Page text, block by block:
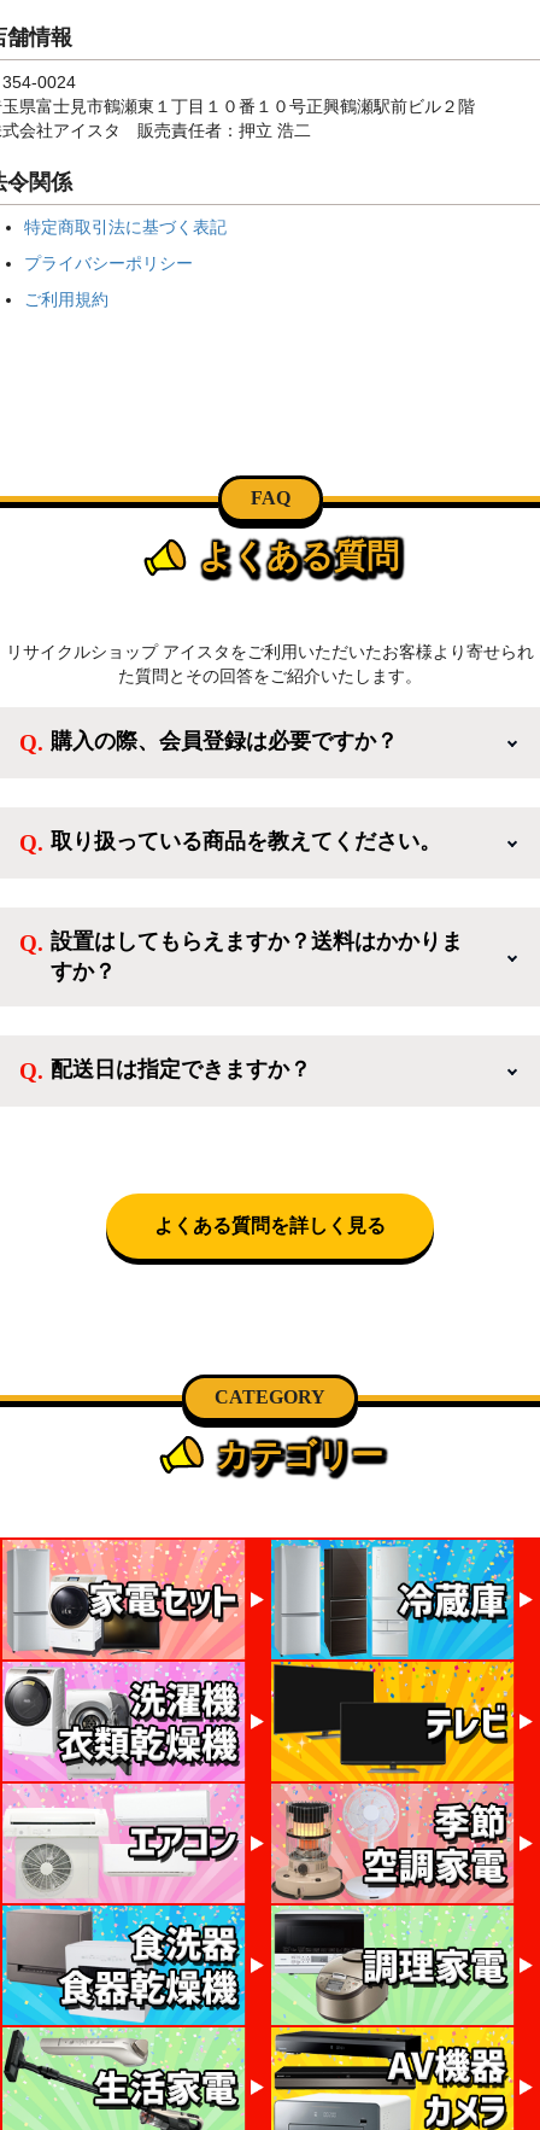
舗情報
0024
県富士見市鶴瀬東１丁目１０番１０号正興鶴瀬駅前ビル２階
会社アイスタ 販売責任者：押立 浩二
令関係
特定商取引法に基づく表記
プライバシーポリシー
ご利用規約
FAQ
よくある質問
リサイクルショップ アイスタをご利用いただいたお客様より寄せられ
た質問とその回答をご紹介いたします。
購入の際、会員登録は必要ですか？
方、登録しなくてもカートに商品を入れた後、ログイ
取り扱っている商品を教えてください。
活を応援するような家電セットから、季節・空調家
電、調理家電、生活家電まで、幅広く中古家電を取り
設置はしてもらえますか？送料はかかりま
すか？
神奈川・千葉)において自社配送を選択いただくこと
配送日は指定できますか？
話にて日時決定に関するご連絡をさせて頂きます。
よくある質問を詳しく見る
CATEGORY
カテゴリー